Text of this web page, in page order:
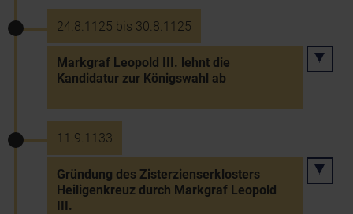
24.8.1125 bis 30.8.1125
Markgraf Leopold III. lehnt die
Kandidatur zur Königswahl ab
11.9.1133
Gründung des Zisterzienserklosters
Heiligenkreuz durch Markgraf Leopold
III.